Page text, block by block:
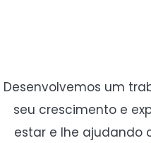
Desenvolvemos um
seu crescimento e
estar e lhe ajudando